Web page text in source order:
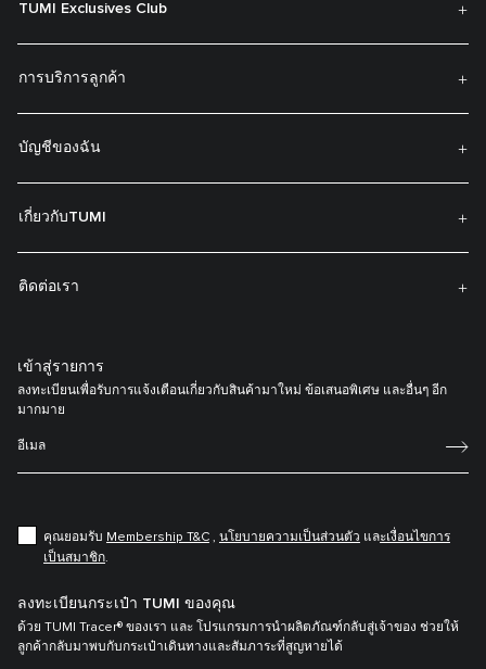
TUMI Exclusives Club
การบริการลูกค้า
บัญชีของฉัน
เกี่ยวกับTUMI
ติดต่อเรา
เข้าสู่รายการ
ลงทะเบียนเพื่อรับการแจ้งเตือนเกี่ยวกับสินค้ามาใหม่ ข้อเสนอพิเศษ และอื่นๆ อีก
มากมาย
คุณยอมรับ Membership T&C , นโยบายความเป็นส่วนตัว และเงื่อนไขการ
เป็นสมาชิก.
ลงทะเบียนกระเป๋า TUMI ของคุณ
ด้วย TUMI Tracer® ของเรา และ โปรแกรมการนำผลิตภัณฑ์กลับสู่เจ้าของ ช่วยให้
ลูกค้ากลับมาพบกับกระเป๋าเดินทางและสัมภาระที่สูญหายได้